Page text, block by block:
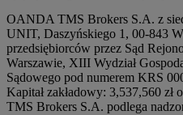
OANDA TMS Brokers S.A. z
UNIT, Daszyńskiego 1, 00-843
przedsiębiorców przez Sąd
Warszawie, XIII Wydział
Sądowego pod numerem KRS
Kapitał zakładowy: 3,537,560 zł
TMS Brokers S.A. podlega